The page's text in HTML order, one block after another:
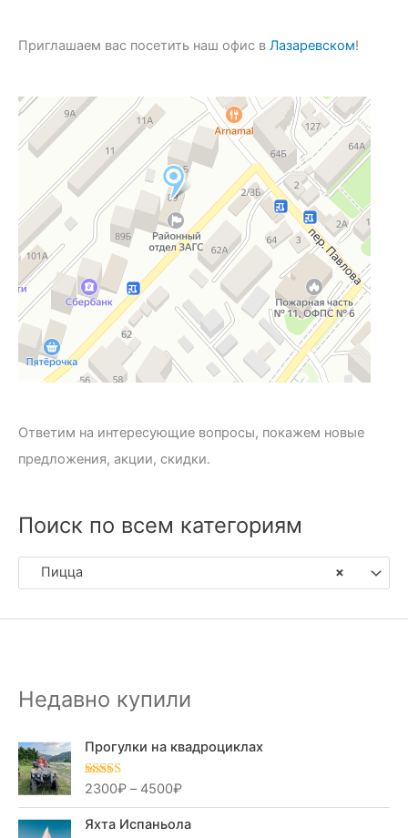
Приглашаем вас посетить наш офис в Лазаревском!
Ответим на интересующие вопросы, покажем новые
предложения, акции, скидки.
Поиск по всем категориям
×
Пицца
Недавно купили
Прогулки на квадроциклах
Оценка
2300₽– 4500₽
Яхта Испаньола